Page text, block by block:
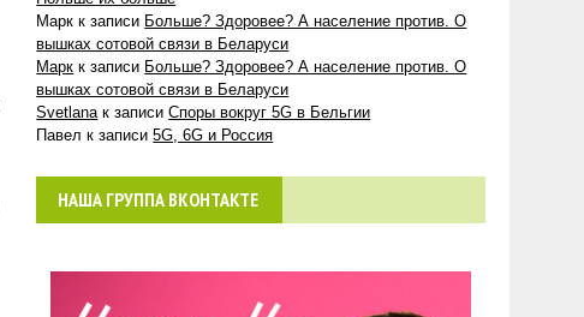
Марк к записи Больше? Здоровее? А население против. О
вышках сотовой связи в Беларуси
Марк к записи Больше? Здоровее? А население против. О
вышках сотовой связи в Беларуси
Svetlana к записиСпоры вокруг 5G в Бельгии
Павел к записи5G, 6G и Россия
НАША ГРУППА ВКОНТАКТЕ